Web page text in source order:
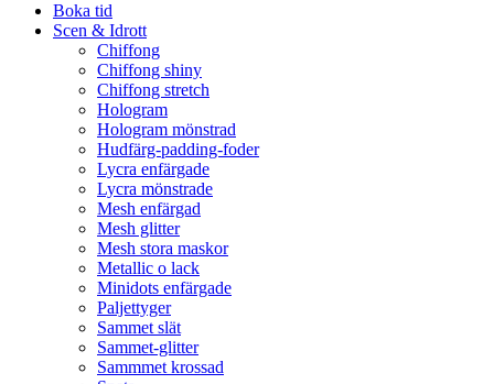
Boka tid
Scen & Idrott
Chiffong
Chiffong shiny
Chiffong stretch
Hologram
Hologram mönstrad
Hudfärg-padding-foder
Lycra enfärgade
Lycra mönstrade
Mesh enfärgad
Mesh glitter
Mesh stora maskor
Metallic o lack
Minidots enfärgade
Paljettyger
Sammet slät
Sammet-glitter
Sammmet krossad